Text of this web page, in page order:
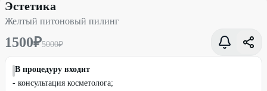
Желтый питоновый пилинг со скидкой 70% - Эстетика в
Эстетика
Желтый питоновый пилинг
1500₽5000₽
В процедуру входит
- консультация косметолога;